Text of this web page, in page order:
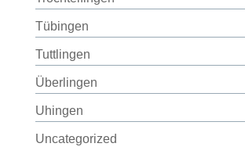
Tübingen
Tuttlingen
Überlingen
Uhingen
Uncategorized